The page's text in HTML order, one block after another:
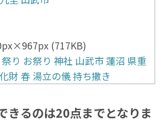
(717KB)
祭り お祭り 神社 山武市蓮沼 県重
財 春 湯立の儀持ち撒き
きるのは20点までとなりま